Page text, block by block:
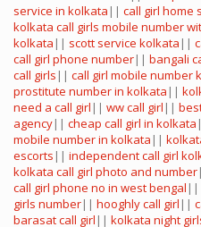
service in kolkata || call girl home
kolkata call girls mobile number
kolkata || scott service kolkata ||
call girl phone number|| bangali
call girls || call girl mobile number
prostitute number in kolkata ||
need a call girl || ww call girl ||
agency|| cheap call girl in kolkata
mobile number in kolkata ||
escorts || independent call girl
kolkata call girl photo and number
call girl phone no in west bengal ||
girls number|| hooghly call girl ||
barasat call girl || kolkata night